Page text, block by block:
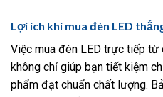
Lợi ích khi mua đèn LED
Việc mua đèn LED trực tiếp từ
không chỉ giúp bạn tiết kiệm
phẩm đạt chuẩn chất lượng.